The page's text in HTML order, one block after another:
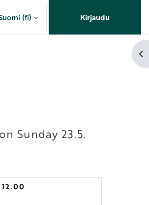
‎(fi)‎ Kirjaudu
Sunday 23.5.